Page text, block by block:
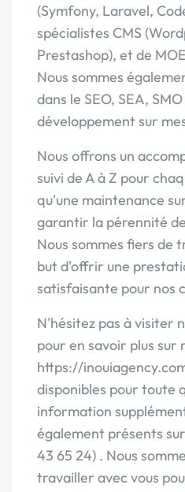
(Symfony, Laravel,
spécialistes CMS
Prestashop), et de
Nous sommes
dans le SEO, SEA,
développement sur
Nous offrons un
suivi de A à Z pour
qu'une maintenance
garantir la pérennité
Nous sommes fiers de
but d'offrir une
satisfaisante pour nos
N'hésitez pas à visiter
pour en savoir plus sur
https://
disponibles pour toute
information
également présents
43 65 24) . Nous
travailler avec vous